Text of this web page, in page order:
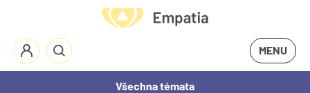
MENU
Všechna témata